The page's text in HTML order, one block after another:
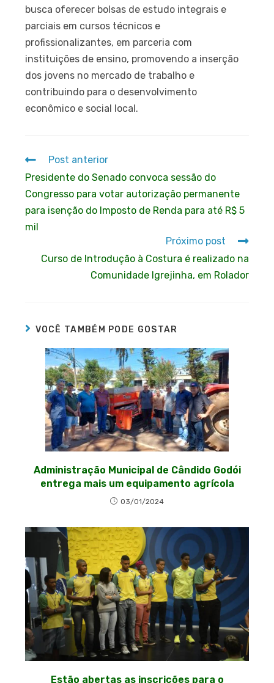
busca oferecer bolsas de estudo integrais e
parciais em cursos técnicos e
profissionalizantes, em parceria com
instituições de ensino, promovendo a inserção
dos jovens no mercado de trabalho e
contribuindo para o desenvolvimento
econômico e social local.
Post anterior
Presidente do Senado convoca sessão do
Congresso para votar autorização permanente
para isenção do Imposto de Renda para até R$ 5
mil
Próximo post
Curso de Introdução à Costura é realizado na
Comunidade Igrejinha, em Rolador
VOCÊ TAMBÉM PODE GOSTAR
Administração Municipal de Cândido Godói
entrega mais um equipamento agrícola
03/01/2024
Estão abertas as inscrições para o